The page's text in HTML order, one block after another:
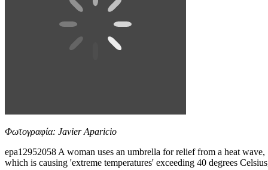
Φωτογραφία: Javier Aparicio
epa12952058 A woman uses an umbrella for relief from a heat wave,
which is causing 'extreme temperatures' exceeding 40 degrees